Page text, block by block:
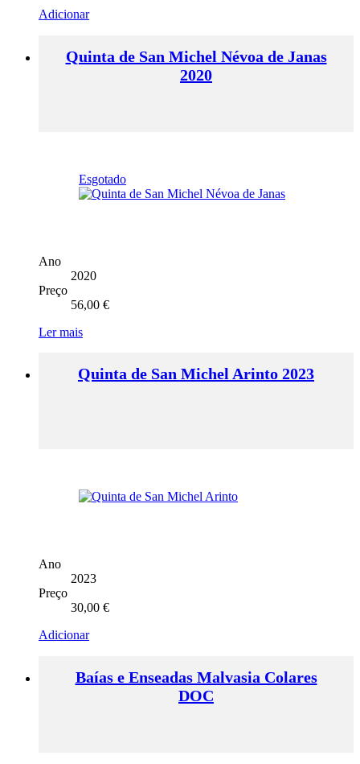
Adicionar
Quinta de San Michel Névoa de Janas
2020
Esgotado
Ano
2020
Preço
56,00 €
Ler mais
Quinta de San Michel Arinto 2023
Ano
2023
Preço
30,00 €
Adicionar
Baías e Enseadas Malvasia Colares
DOC